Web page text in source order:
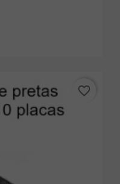
favorite_border